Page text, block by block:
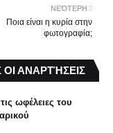
ΝΕΌΤΕΡΗ
Ποια είναι η κυρία στην
φωτογραφία;
ΑΝΑΡΤΉΣΕΙΣ
ωφέλειες του